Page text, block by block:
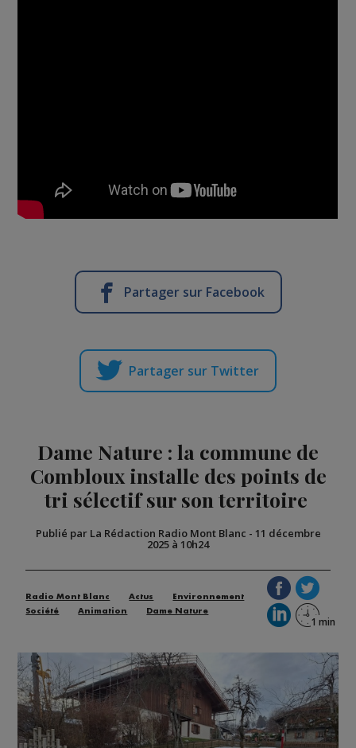
Partager sur Facebook
Partager sur Twitter
Dame Nature : la commune de
Combloux installe des points de
tri sélectif sur son territoire
Publié par La Rédaction Radio Mont Blanc - 11 décembre
2025 à 10h24
Radio Mont Blanc Actus
Environnement
Société
Animation Dame Nature